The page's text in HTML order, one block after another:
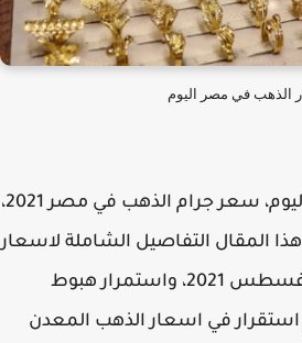
في مصر اليوم
اسعار الذهب في مصر اليوم، سعر جرام الذهب في مصر 2021،
التفاصيل الشاملة لاسعار
الذهب اليوم السبت 21 اغسطس 2021، واستمرار هبوط
في اسعار الذهب المعدن